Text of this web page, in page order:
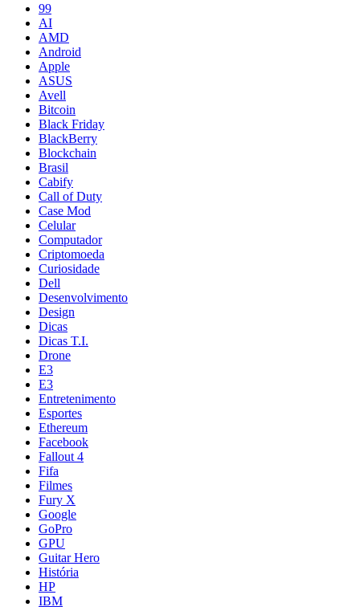
99
AI
AMD
Android
Apple
ASUS
Avell
Bitcoin
Black Friday
BlackBerry
Blockchain
Brasil
Cabify
Call of Duty
Case Mod
Celular
Computador
Criptomoeda
Curiosidade
Dell
Desenvolvimento
Design
Dicas
Dicas T.I.
Drone
E3
E3
Entretenimento
Esportes
Ethereum
Facebook
Fallout 4
Fifa
Filmes
Fury X
Google
GoPro
GPU
Guitar Hero
História
HP
IBM